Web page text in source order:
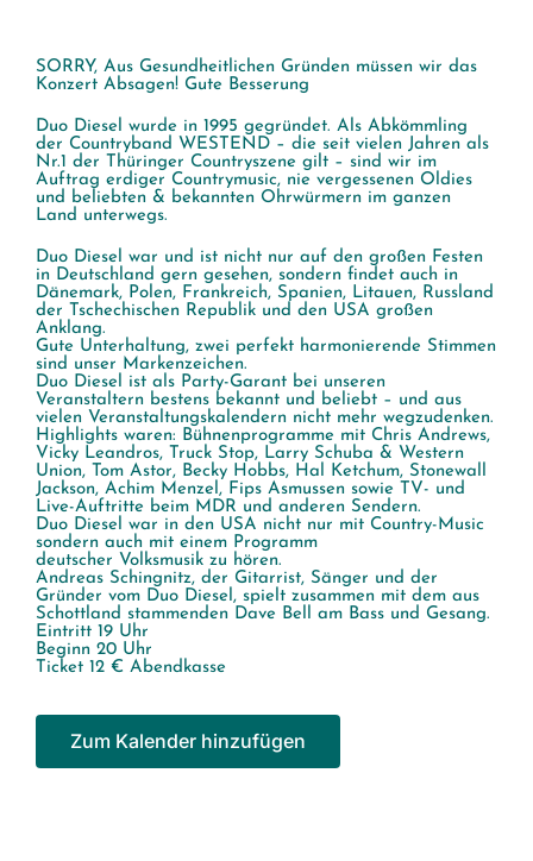
SORRY, Aus Gesundheitlichen Gründen müssen wir das
Konzert Absagen! Gute Besserung
Duo Diesel wurde in 1995 gegründet. Als Abkömmling
der Countryband WESTEND – die seit vielen Jahren als
Nr.1 der Thüringer Countryszene gilt – sind wir im
Auftrag erdiger Countrymusic, nie vergessenen Oldies
und beliebten & bekannten Ohrwürmern im ganzen
Land unterwegs.
Duo Diesel war und ist nicht nur auf den großen Festen
in Deutschland gern gesehen, sondern findet auch in
Dänemark, Polen, Frankreich, Spanien, Litauen, Russland
der Tschechischen Republik und den USA großen
Anklang.
Gute Unterhaltung, zwei perfekt harmonierende Stimmen
sind unser Markenzeichen.
Duo Diesel ist als Party-Garant bei unseren
Veranstaltern bestens bekannt und beliebt – und aus
vielen Veranstaltungskalendern nicht mehr wegzudenken.
Highlights waren: Bühnenprogramme mit Chris Andrews,
Vicky Leandros, Truck Stop, Larry Schuba & Western
Union, Tom Astor, Becky Hobbs, Hal Ketchum, Stonewall
Jackson, Achim Menzel, Fips Asmussen sowie TV- und
Live-Auftritte beim MDR und anderen Sendern.
Duo Diesel war in den USA nicht nur mit Country-Music
sondern auch mit einem Programm
deutscher Volksmusik zu hören.
Andreas Schingnitz, der Gitarrist, Sänger und der
Gründer vom Duo Diesel, spielt zusammen mit dem aus
Schottland stammenden Dave Bell am Bass und Gesang.
Eintritt 19 Uhr
Beginn 20 Uhr
Ticket 12 € Abendkasse
Zum Kalender hinzufügen